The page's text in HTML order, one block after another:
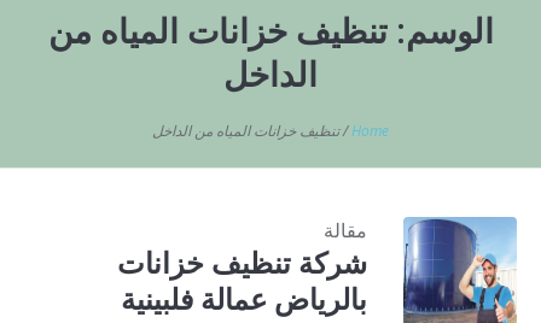
الوسم:تنظيف خزانات المياه من
الداخل
Home
/تنظيف خزانات المياه من الداخل
مقالة
شركة تنظيف خزانات
بالرياض عمالة فلبينية